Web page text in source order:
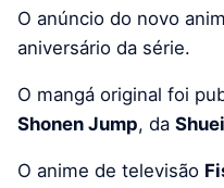
O anúncio do novo
aniversário da série.
O mangá original foi
Shonen Jump, da
O anime de televisão